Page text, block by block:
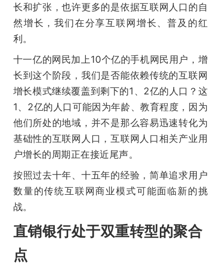
长和扩张，也许更多的是依据互联网人口的自
然增长，我们在分享互联网增长、普及的红
利。
十一亿的网民加上10个亿的手机网民用户，增
长到这个阶段，我们是否能依赖传统的互联网
增长模式继续覆盖到剩下的1、2亿的人口？这
1、2亿的人口可能因为年龄、教育程度，因为
他们所处的地域，并不是那么容易迅速转化为
基础性的互联网人口，互联网人口相关产业用
户增长的周期正在接近尾声。
按照过去十年、十五年的经验，简单追求用户
数量的传统互联网商业模式可能面临新的挑
战。
直销银行处于双重转型的聚合
点